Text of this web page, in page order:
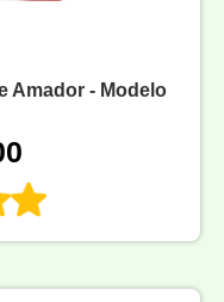
Amador - Modelo